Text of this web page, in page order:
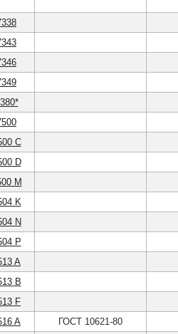
C
D
M
K
N
P
A
B
F
A
ГОСТ 10621-80